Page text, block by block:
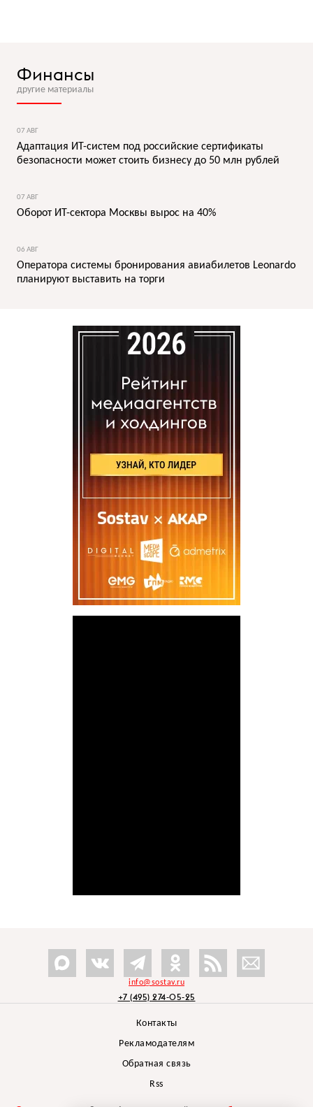
Финансы
другие материалы
07 АВГ
Адаптация ИТ-систем под российские сертификаты
безопасности может стоить бизнесу до 50 млн рублей
07 АВГ
Оборот ИТ-сектора Москвы вырос на 40%
06 АВГ
Оператора системы бронирования авиабилетов Leonardo
планируют выставить на торги
info@sostav.ru
+7 (495) 274-05-25
Контакты
Рекламодателям
Обратная связь
Rss